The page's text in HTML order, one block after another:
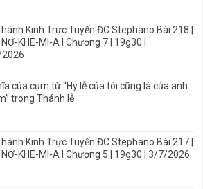
Kinh Trực Tuyến ĐC Stephano Bài 218 |
KHE-MI-A I Chương 7 | 19g30 |
của cụm từ “Hy lễ của tôi cũng là của anh
trong Thánh lễ
Kinh Trực Tuyến ĐC Stephano Bài 217 |
KHE-MI-A I Chương 5 | 19g30 | 3/7/2026